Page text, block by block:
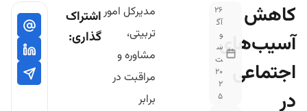
کاهش
آسیب‌های
اجتماعی
در
26
آگ
و
س
ت
20
2
5
مدیرکل امور
تربیتی،
مشاوره و
مراقبت در
برابر
اشتراک
گذاری: